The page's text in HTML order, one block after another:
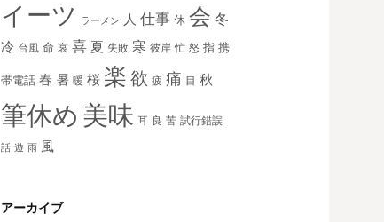
イーツ
ラーメン 人 仕事 休 会 冬
冷 台風 命 哀 喜 夏 失敗 寒 彼岸 忙 怒 指 携
帯電話 春 暑 暖 桜 楽 欲 疲 痛 目 秋
筆休め 美味 耳 良 苦 試行錯誤
話 遊 雨 風
アーカイブ